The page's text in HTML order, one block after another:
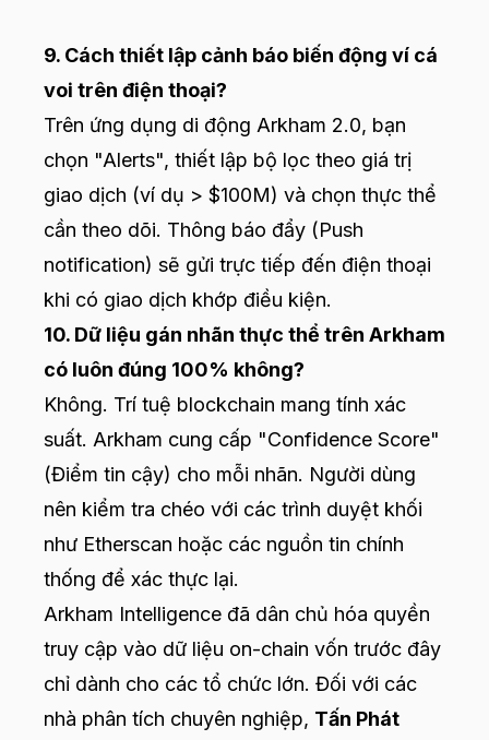
9. Cách thiết lập cảnh báo biến động ví cá
voi trên điện thoại?
Trên ứng dụng di động Arkham 2.0, bạn
chọn "Alerts", thiết lập bộ lọc theo giá trị
giao dịch (ví dụ > $100M) và chọn thực thể
cần theo dõi. Thông báo đẩy (Push
notification) sẽ gửi trực tiếp đến điện thoại
khi có giao dịch khớp điều kiện.
10. Dữ liệu gán nhãn thực thể trên Arkham
có luôn đúng 100% không?
Không. Trí tuệ blockchain mang tính xác
suất. Arkham cung cấp "Confidence Score"
(Điểm tin cậy) cho mỗi nhãn. Người dùng
nên kiểm tra chéo với các trình duyệt khối
như Etherscan hoặc các nguồn tin chính
thống để xác thực lại.
Arkham Intelligence đã dân chủ hóa quyền
truy cập vào dữ liệu on-chain vốn trước đây
chỉ dành cho các tổ chức lớn. Đối với các
nhà phân tích chuyên nghiệp, Tấn Phát